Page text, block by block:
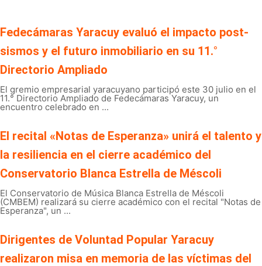
Fedecámaras Yaracuy evaluó el impacto post-
sismos y el futuro inmobiliario en su 11.°
Directorio Ampliado
El gremio empresarial yaracuyano participó este 30 julio en el
11.° Directorio Ampliado de Fedecámaras Yaracuy, un
encuentro celebrado en ...
El recital «Notas de Esperanza» unirá el talento y
la resiliencia en el cierre académico del
Conservatorio Blanca Estrella de Méscoli
El Conservatorio de Música Blanca Estrella de Méscoli
(CMBEM) realizará su cierre académico con el recital "Notas de
Esperanza", un ...
Dirigentes de Voluntad Popular Yaracuy
realizaron misa en memoria de las víctimas del